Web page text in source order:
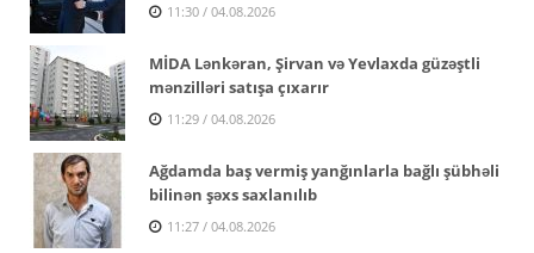
11:30 / 04.08.2026
MİDA Lənkəran, Şirvan və Yevlaxda güzəştli
mənzilləri satışa çıxarır
11:29 / 04.08.2026
Ağdamda baş vermiş yanğınlarla bağlı şübhəli
bilinən şəxs saxlanılıb
11:27 / 04.08.2026